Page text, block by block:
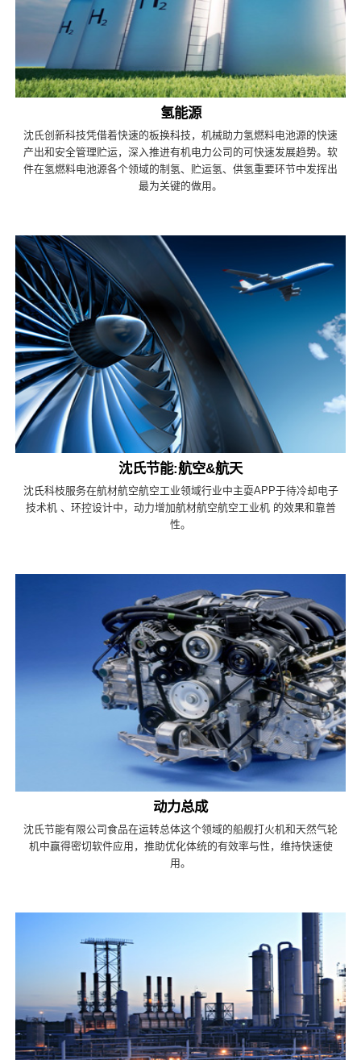
氢能源
沈氏创新科技凭借着快速的板换科技，机械助力氢燃料电池源的快速
产出和安全管理贮运，深入推进有机电力公司的可快速发展趋势。软
件在氢燃料电池源各个领域的制氢、贮运氢、供氢重要环节中发挥出
最为关键的做用。
沈氏节能:航空&航天
沈氏科枝服务在航材航空航空工业领域行业中主耍APP于待冷却电子
技术机 、环控设计中，动力增加航材航空航空工业机 的效果和靠普
性。
动力总成
沈氏节能有限公司食品在运转总体这个领域的船舰打火机和天然气轮
机中赢得密切软件应用，推助优化体统的有效率与性，维持快速使
用。